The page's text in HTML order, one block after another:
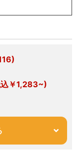
￥1,283~)